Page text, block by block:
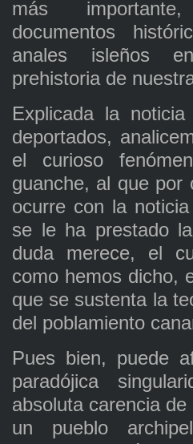
más
documentos
anales isleños
prehistoria de
Explicada la
deportados,
el curioso
guanche, al que por
ocurre con la
se le ha prestado
duda merece, el
como hemos dicho,
que se sustenta la
del poblamiento
Pues bien, puede
paradójica
absoluta carencia
un pueblo